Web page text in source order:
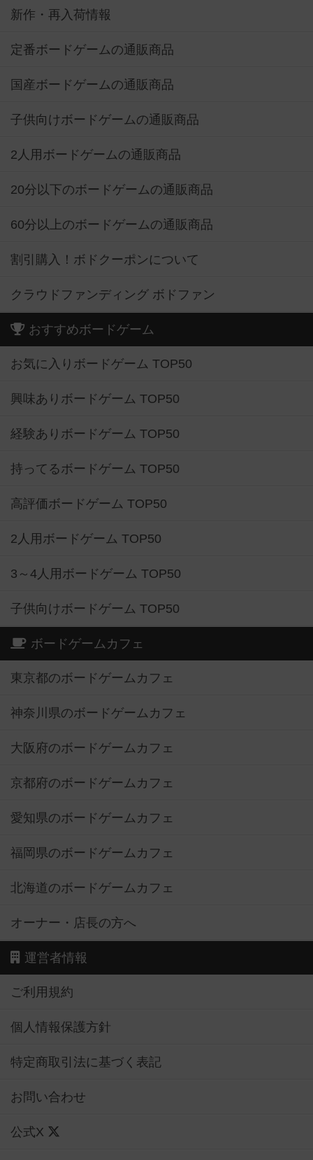
新作・再入荷情報
定番ボードゲームの通販商品
国産ボードゲームの通販商品
子供向けボードゲームの通販商品
2人用ボードゲームの通販商品
20分以下のボードゲームの通販商品
60分以上のボードゲームの通販商品
割引購入！ボドクーポンについて
クラウドファンディング ボドファン
おすすめボードゲーム
お気に入りボードゲーム TOP50
興味ありボードゲーム TOP50
経験ありボードゲーム TOP50
持ってるボードゲーム TOP50
高評価ボードゲーム TOP50
2人用ボードゲーム TOP50
3～4人用ボードゲーム TOP50
子供向けボードゲーム TOP50
ボードゲームカフェ
東京都のボードゲームカフェ
神奈川県のボードゲームカフェ
大阪府のボードゲームカフェ
京都府のボードゲームカフェ
愛知県のボードゲームカフェ
福岡県のボードゲームカフェ
北海道のボードゲームカフェ
オーナー・店長の方へ
運営者情報
ご利用規約
個人情報保護方針
特定商取引法に基づく表記
お問い合わせ
公式X